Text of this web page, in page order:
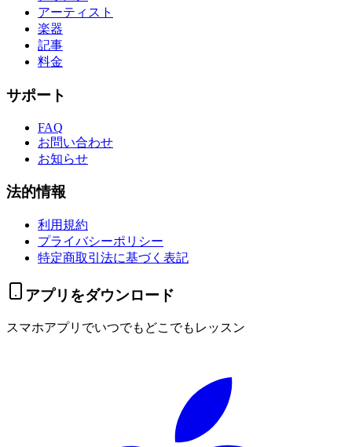
アーティスト
楽器
記事
料金
サポート
FAQ
お問い合わせ
お知らせ
法的情報
利用規約
プライバシーポリシー
特定商取引法に基づく表記
アプリをダウンロード
スマホアプリでいつでもどこでもレッスン